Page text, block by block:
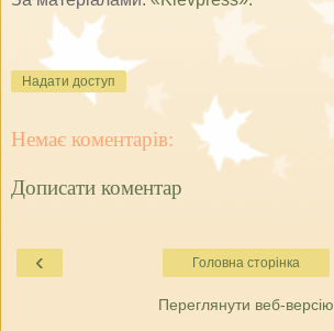
Надати доступ
Немає коментарів:
Дописати коментар
‹ Головна сторінка
Переглянути веб-версію